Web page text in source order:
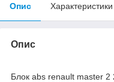
Опис Характеристики
Опис
Блок abs renault master 2